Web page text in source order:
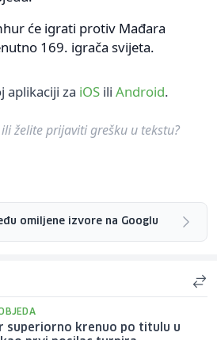
će igrati protiv Mađara
169. igrača svijeta.
aplikaciji za iOS ili Android.
želite prijaviti grešku u tekstu?
omiljene izvore na Googlu
superiorno krenuo po titulu u